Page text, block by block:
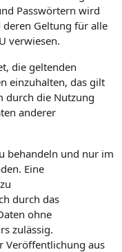
Passwörtern wird
deren Geltung für alle
verwiesen.
die geltenden
einzuhalten, das gilt
durch die Nutzung
anderer
behandeln und nur im
Eine
durch das
ohne
zulässig.
Veröffentlichung aus